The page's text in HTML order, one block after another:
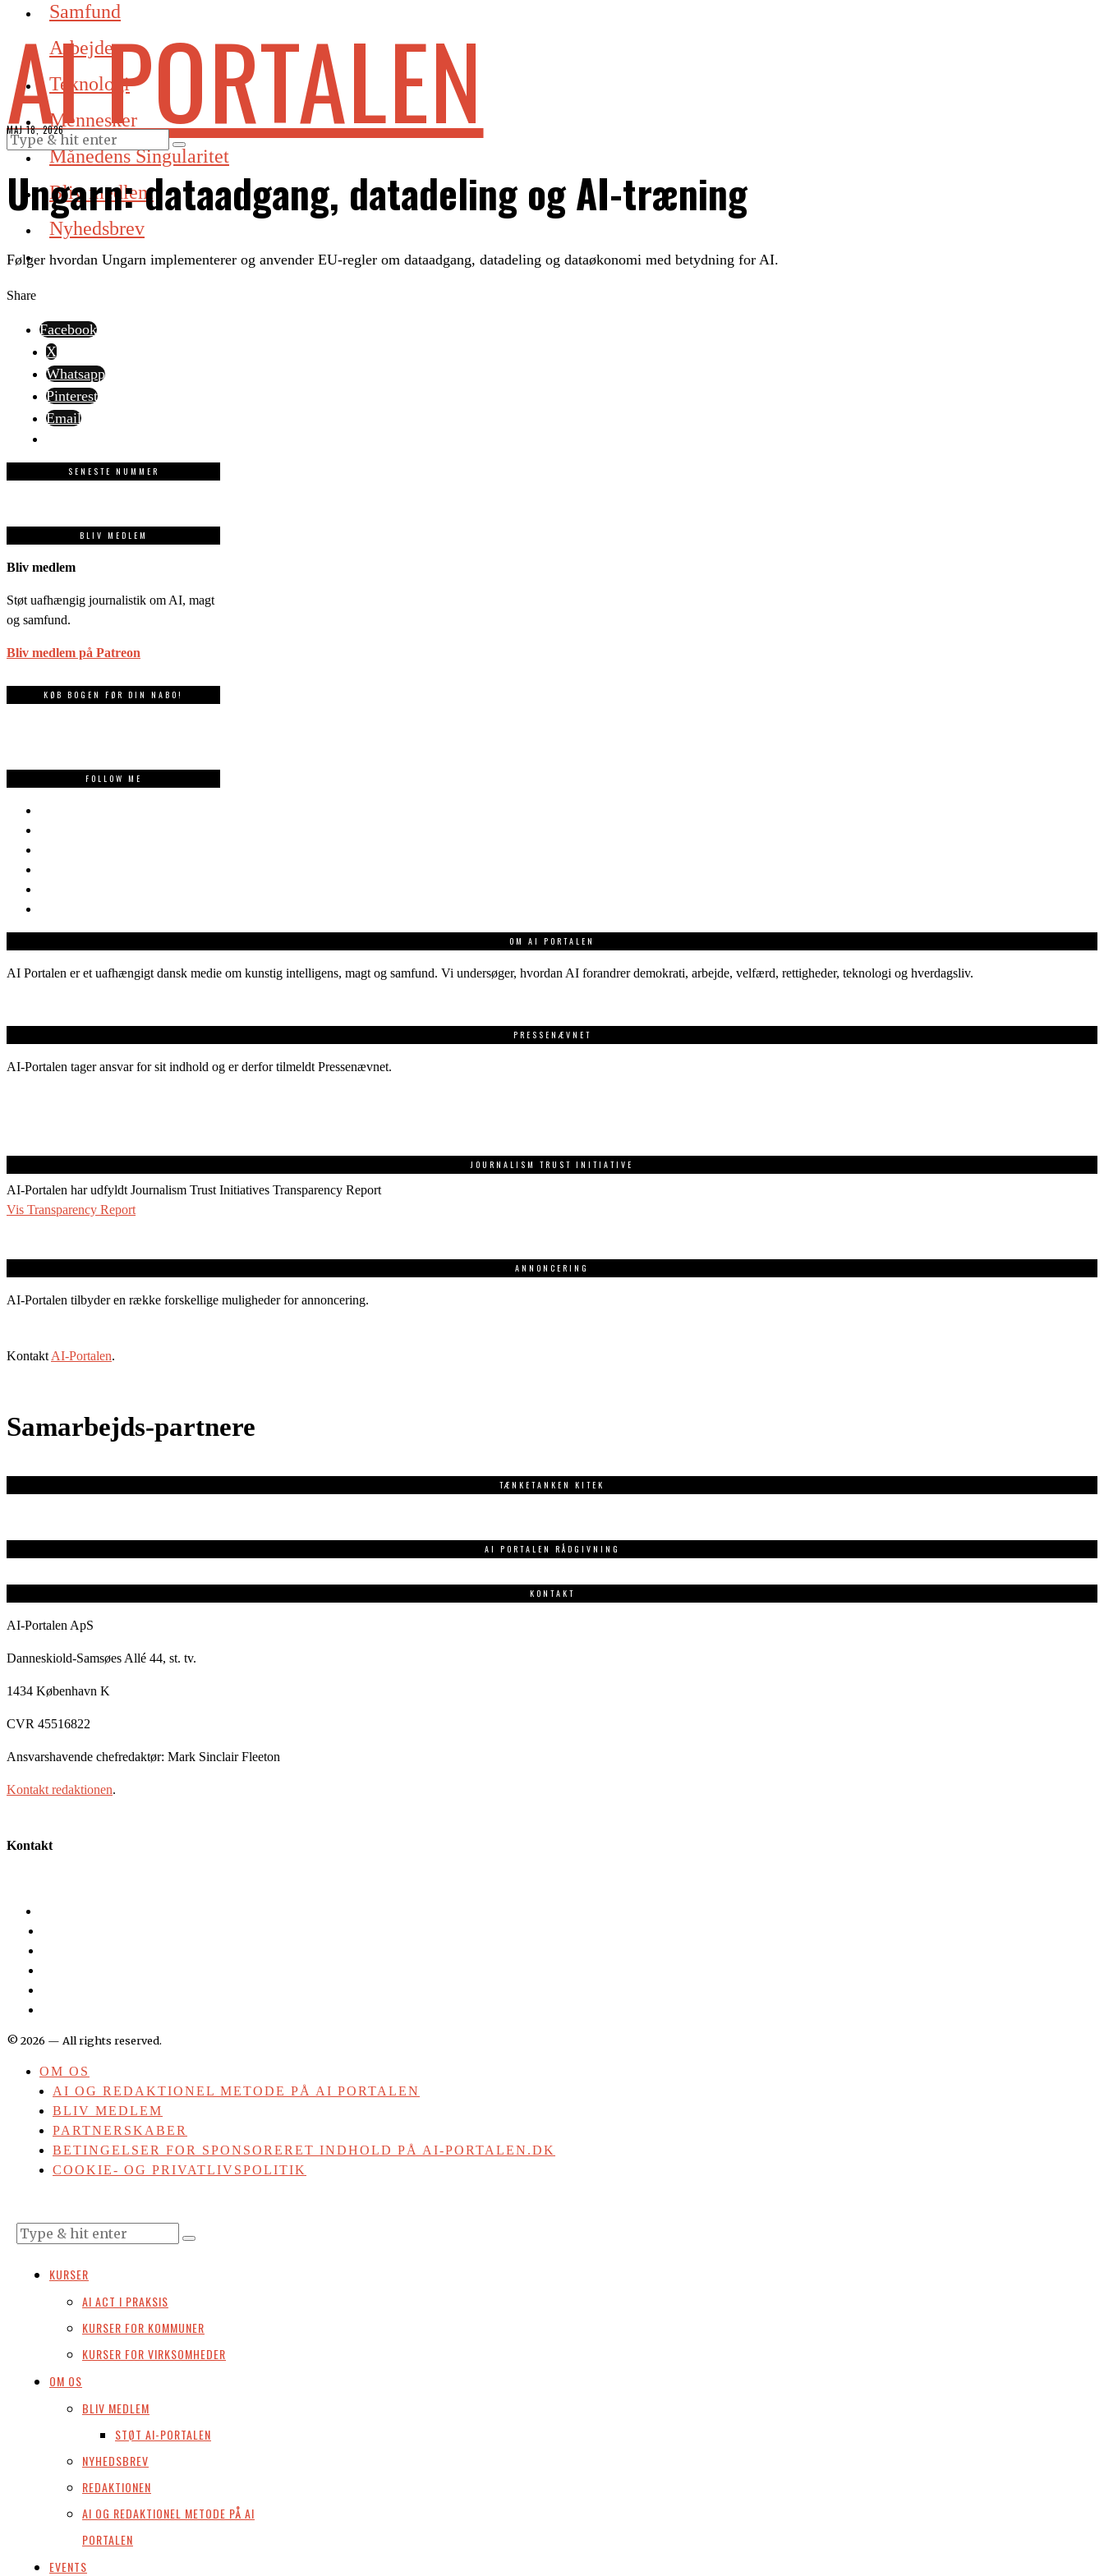
Samfund
Arbejde
Teknologi
Mennesker
Månedens Singularitet
Bliv medlem
Nyhedsbrev
AI PORTALEN
MAJ 18, 2026
Ungarn: dataadgang, datadeling og AI-træning
Følger hvordan Ungarn implementerer og anvender EU-regler om dataadgang, datadeling og dataøkonomi med betydning for AI.
Share
Facebook
X
Whatsapp
Pinterest
Email
SENESTE NUMMER
BLIV MEDLEM
Bliv medlem
Støt uafhængig journalistik om AI, magt
og samfund.
Bliv medlem på Patreon
KØB BOGEN FØR DIN NABO!
FOLLOW ME
OM AI PORTALEN
AI Portalen er et uafhængigt dansk medie om kunstig intelligens, magt og samfund. Vi undersøger, hvordan AI forandrer demokrati, arbejde, velfærd, rettigheder, teknologi og hverdagsliv.
PRESSENÆVNET
AI-Portalen tager ansvar for sit indhold og er derfor tilmeldt Pressenævnet.
JOURNALISM TRUST INITIATIVE
AI-Portalen har udfyldt Journalism Trust Initiatives Transparency Report
Vis Transparency Report
ANNONCERING
AI-Portalen tilbyder en række forskellige muligheder for annoncering.
Kontakt AI-Portalen.
Samarbejds-partnere
TÆNKETANKEN KITEK
AI PORTALEN RÅDGIVNING
KONTAKT
AI-Portalen ApS
Danneskiold-Samsøes Allé 44, st. tv.
1434 København K
CVR 45516822
Ansvarshavende chefredaktør: Mark Sinclair Fleeton
Kontakt redaktionen.
Kontakt
©2026 — All rights reserved.
OM OS
AI OG REDAKTIONEL METODE PÅ AI PORTALEN
BLIV MEDLEM
PARTNERSKABER
BETINGELSER FOR SPONSORERET INDHOLD PÅ AI-PORTALEN.DK
COOKIE- OG PRIVATLIVSPOLITIK
KURSER
AI ACT I PRAKSIS
KURSER FOR KOMMUNER
KURSER FOR VIRKSOMHEDER
OM OS
BLIV MEDLEM
STØT AI-PORTALEN
NYHEDSBREV
REDAKTIONEN
AI OG REDAKTIONEL METODE PÅ AI
PORTALEN
EVENTS